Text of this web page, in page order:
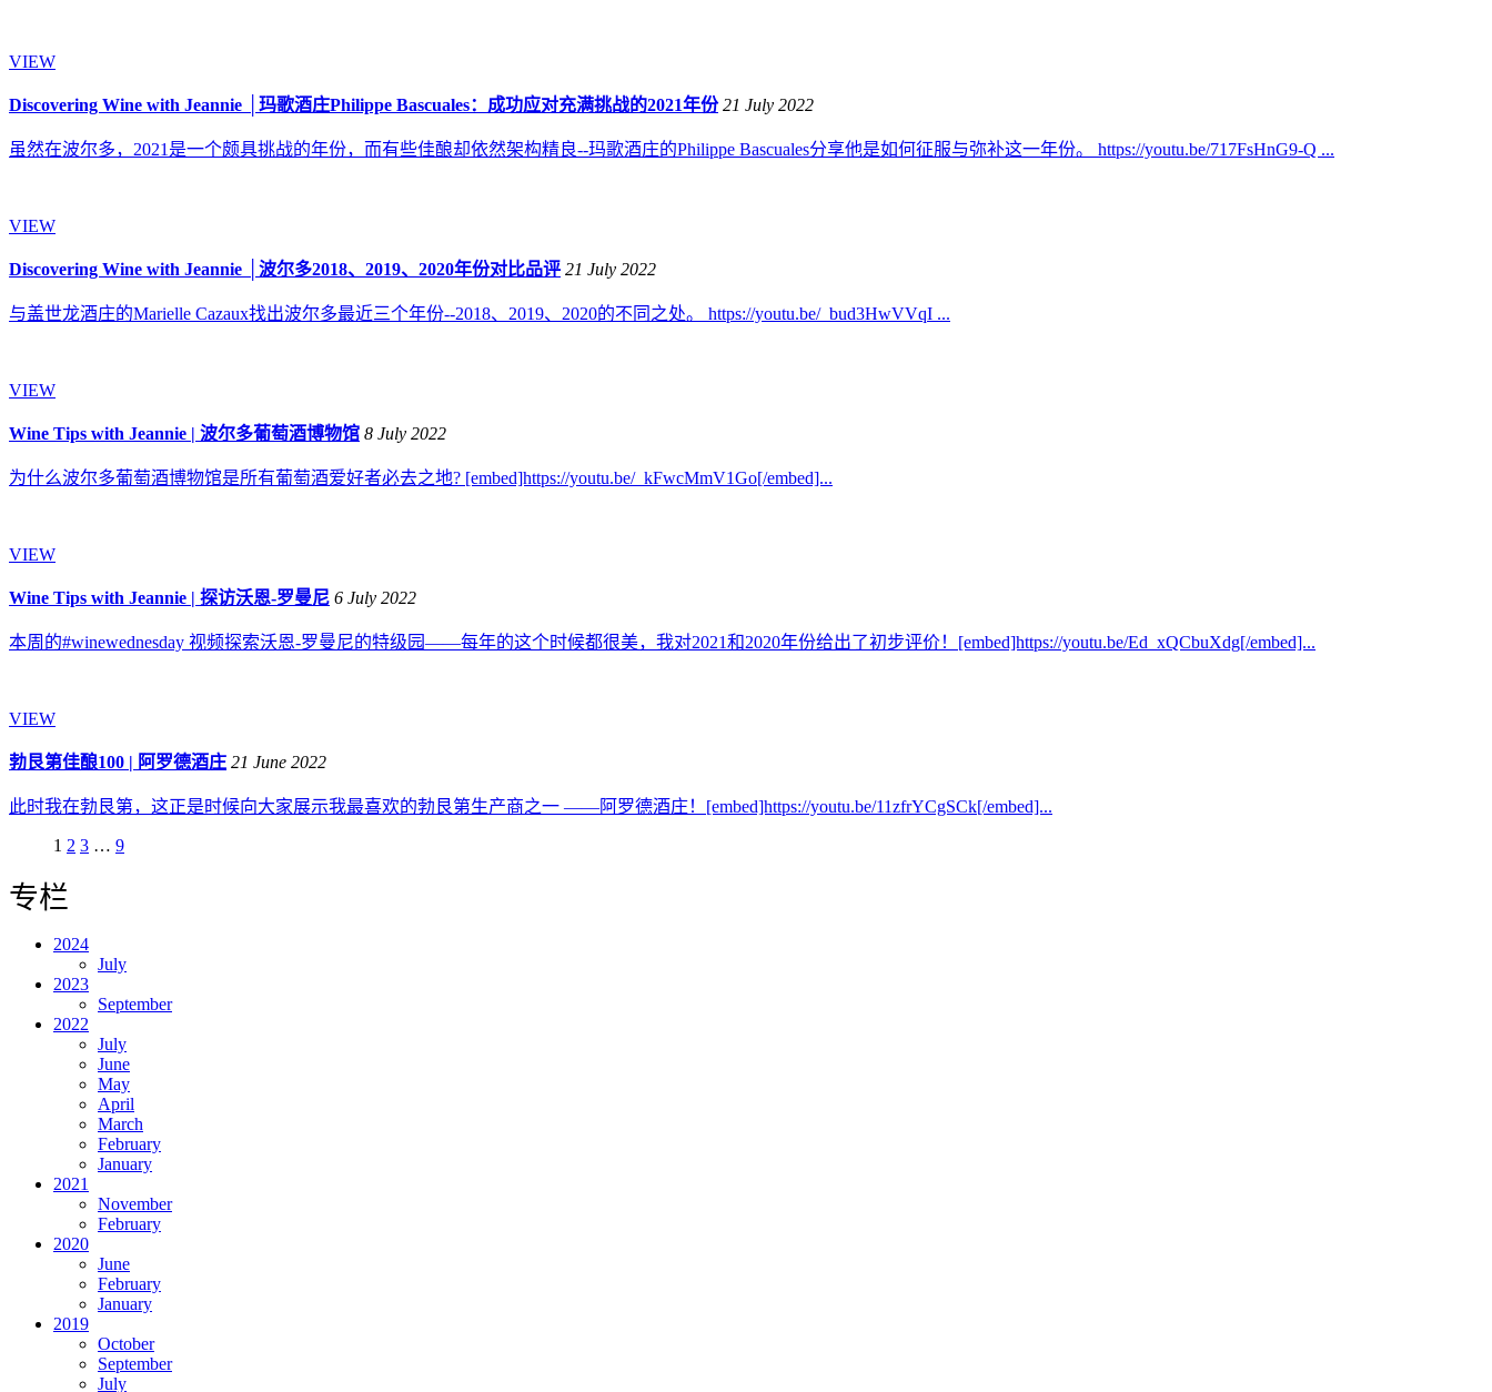
VIEW
Discovering Wine with Jeannie │玛歌酒庄Philippe Bascuales：成功应对充满挑战的2021年份 21 July 2022
虽然在波尔多，2021是一个颇具挑战的年份，而有些佳酿却依然架构精良--玛歌酒庄的Philippe Bascuales分享他是如何征服与弥补这一年份。 https://youtu.be/717FsHnG9-Q ...
VIEW
Discovering Wine with Jeannie │波尔多2018、2019、2020年份对比品评 21 July 2022
与盖世龙酒庄的Marielle Cazaux找出波尔多最近三个年份--2018、2019、2020的不同之处。 https://youtu.be/_bud3HwVVqI ...
VIEW
Wine Tips with Jeannie | 波尔多葡萄酒博物馆 8 July 2022
为什么波尔多葡萄酒博物馆是所有葡萄酒爱好者必去之地? [embed]https://youtu.be/_kFwcMmV1Go[/embed]...
VIEW
Wine Tips with Jeannie | 探访沃恩-罗曼尼 6 July 2022
本周的#winewednesday 视频探索沃恩-罗曼尼的特级园——每年的这个时候都很美，我对2021和2020年份给出了初步评价！[embed]https://youtu.be/Ed_xQCbuXdg[/embed]...
VIEW
勃艮第佳酿100 | 阿罗德酒庄 21 June 2022
此时我在勃艮第，这正是时候向大家展示我最喜欢的勃艮第生产商之一 ——阿罗德酒庄！[embed]https://youtu.be/11zfrYCgSCk[/embed]...
1 2 3 … 9
专栏
2024
July
2023
September
2022
July
June
May
April
March
February
January
2021
November
February
2020
June
February
January
2019
October
September
July